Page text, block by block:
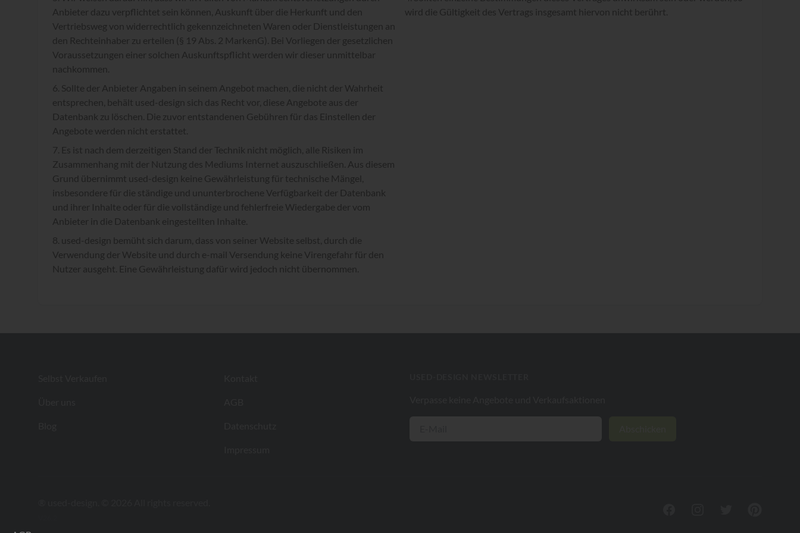
Anbieter dazu verpflichtet sein können, Auskunft über die Herkunft und den
Vertriebsweg von widerrechtlich gekennzeichneten Waren oder Dienstleistungen an
den Rechteinhaber zu erteilen (§ 19 Abs. 2 MarkenG). Bei Vorliegen der gesetzlichen
Voraussetzungen einer solchen Auskunftspflicht werden wir dieser unmittelbar
nachkommen.
Sollte der Anbieter Angaben in seinem Angebot machen, die nicht der Wahrheit
entsprechen, behält used-design sich das Recht vor, diese Angebote aus der
Datenbank zu löschen. Die zuvor entstandenen Gebühren für das Einstellen der
Angebote werden nicht erstattet.
Es ist nach dem derzeitigen Stand der Technik nicht möglich, alle Risiken im
Zusammenhang mit der Nutzung des Mediums Internet auszuschließen. Aus diesem
Grund übernimmt used-design keine Gewährleistung für technische Mängel,
insbesondere für die ständige und ununterbrochene Verfügbarkeit der Datenbank
und ihrer Inhalte oder für die vollständige und fehlerfreie Wiedergabe der vom
Anbieter in die Datenbank eingestellten Inhalte.
used-design bemüht sich darum, dass von seiner Website selbst, durch die
Verwendung der Website und durch e-mail Versendung keine Virengefahr für den
Nutzer ausgeht. Eine Gewährleistung dafür wird jedoch nicht übernommen.
wird die Gültigkeit des Vertrags insgesamt hiervon nicht berührt.